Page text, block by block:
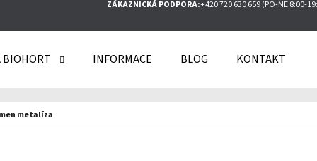
ZÁKAZNICKÁ PODPORA:+420 720 630 659 (PO-NE 8:00-
BIOHORT INFORMACE BLOG KONTAKT
metalíza